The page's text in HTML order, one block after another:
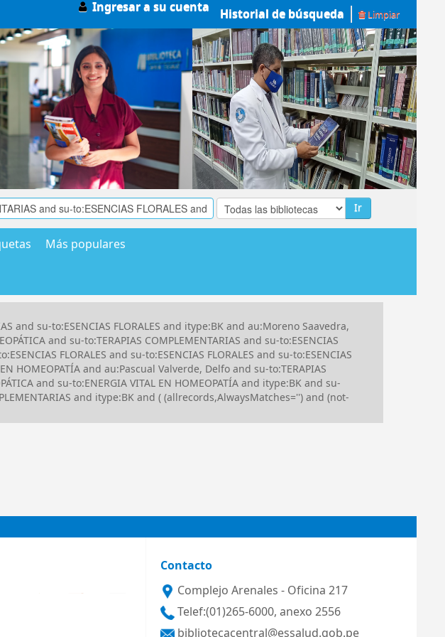
Ingresar a su cuenta Historial de búsqueda Limpiar
Ir
Más populares
and su-to:ESENCIAS FLORALES and itype:BK and au:Moreno Saavedra,
and su-to:TERAPIAS COMPLEMENTARIAS and su-to:ESENCIAS
FLORALES and su-to:ESENCIAS FLORALES and su-to:ESENCIAS
HOMEOPATÍA and au:Pascual Valverde, Delfo and su-to:TERAPIAS
and su-to:ENERGIA VITAL EN HOMEOPATÍA and itype:BK and su-
and itype:BK and ( (allrecords,AlwaysMatches='') and (not-
Contacto
Complejo Arenales - Oficina 217
Telef:(01)265-6000, anexo 2556
bibliotecacentral@essalud.gob.pe